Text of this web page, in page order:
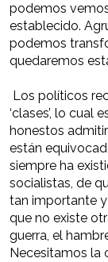
podemos
establecido.
podemos
quedaremos
Los políticos
‘clases’, lo cual
honestos
están
siempre ha
socialistas, de
tan importante
que no existe
guerra, el
Necesitamos la